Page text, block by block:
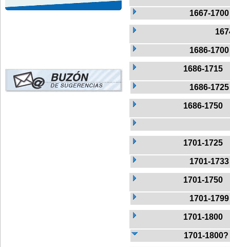
1667-1700
1686-1700
1686-1715
1686-1725
1686-1750
1701-1725
1701-1733
1701-1750
1701-1799
1701-1800
1701-1800?